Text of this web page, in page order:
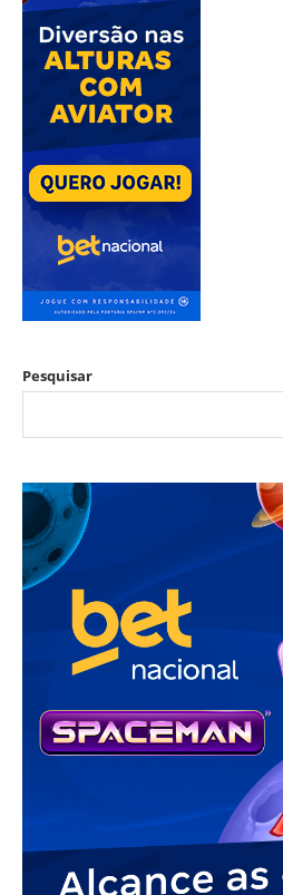
Pesquisar